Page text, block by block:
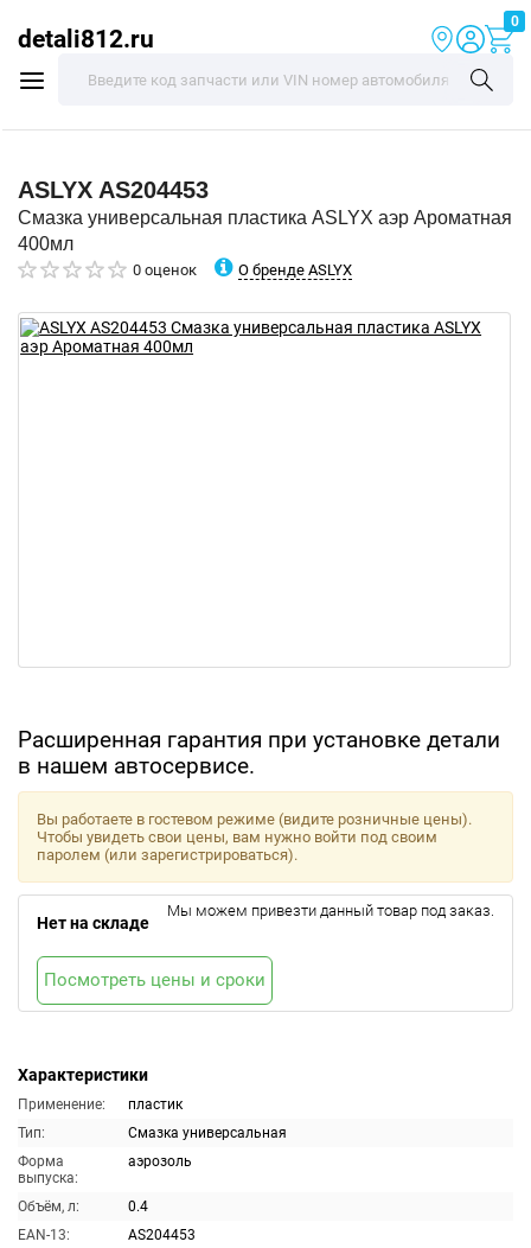
detali812.ru
0
ASLYX AS204453
Смазка универсальная пластика ASLYX аэр Ароматная
400мл
0 оценок О бренде ASLYX
Расширенная гарантия при установке детали
в нашем автосервисе.
Характеристики
Применение:
пластик
Тип:
Смазка универсальная
Форма
выпуска:
аэрозоль
Объём, л:
0.4
EAN-13:
AS204453
Вы работаете в гостевом режиме (видите розничные цены).
Чтобы увидеть свои цены, вам нужно войти под своим
паролем (или зарегистрироваться).
Нет на складе
Мы можем привезти данный товар под заказ.
Посмотреть цены и сроки